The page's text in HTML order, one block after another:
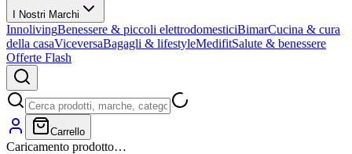
I Nostri Marchi
InnolivingBenessere & piccoli elettrodomesticiBimarCucina & cura
della casaViceversaBagagli & lifestyleMedifitSalute & benessere
Offerte Flash
Carrello
Caricamento prodotto…